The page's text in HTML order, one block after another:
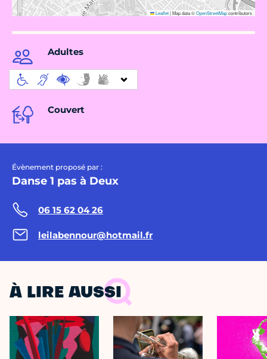
Leaflet|Map data ©OpenStreetMapcontributors
Adultes
Couvert
Évènement proposé par :
Danse 1 pas à Deux
06 15 62 04 26
leilabennour@hotmail.fr
À LIRE AUSSI